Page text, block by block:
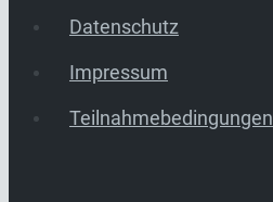
Datenschutz
Impressum
Teilnahmebedingungen